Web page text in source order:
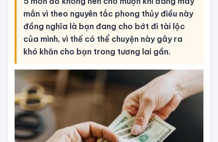
5 món đồ không nên cho mượn khi đang may
mắn vì theo nguyên tắc phong thủy điều này
đồng nghĩa là bạn đang cho bớt đi tài lộc
khó khăn cho bạn trong tương lai gần.